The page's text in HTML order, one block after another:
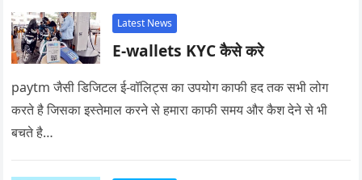
Latest News
E-wallets KYC कैसे करे
paytm जैसी डिजिटल ई-वॉलिट्स का उपयोग काफी हद तक सभी लोग
करते है जिसका इस्तेमाल करने से हमारा काफी समय और कैश देने से भी
बचते है…